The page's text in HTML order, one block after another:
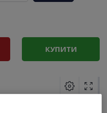
КУПИТИ